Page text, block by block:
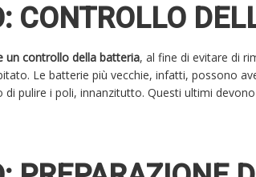
CONTROLLO
un controllo della batteria, al fine di evitare di
Le batterie più vecchie, infatti, possono
pulire i poli, innanzitutto. Questi ultimi